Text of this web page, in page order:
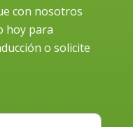
con nosotros
hoy para
o solicite